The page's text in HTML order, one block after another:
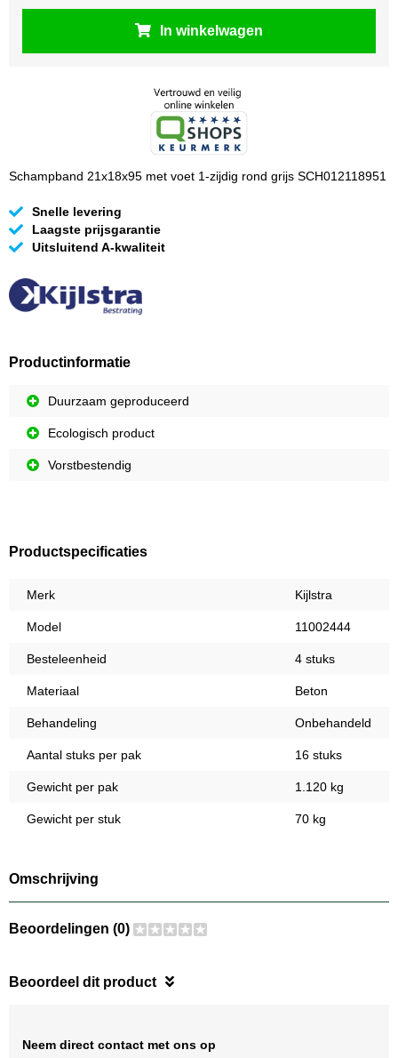
In winkelwagen
Schampband 21x18x95 met voet 1-zijdig rond grijs SCH012118951
Snelle levering
Laagste prijsgarantie
Uitsluitend A-kwaliteit
Productinformatie
Duurzaam geproduceerd
Ecologisch product
Vorstbestendig
Productspecificaties
Merk Kijlstra
Model 11002444
Besteleenheid 4 stuks
Materiaal Beton
Behandeling Onbehandeld
Aantal stuks per pak 16 stuks
Gewicht per pak 1.120 kg
Gewicht per stuk 70 kg
Omschrijving
Beoordelingen (0)
Beoordeel dit product
Neem direct contact met ons op